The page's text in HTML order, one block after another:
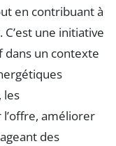
en contribuant à
une initiative
un contexte
les
améliorer
des